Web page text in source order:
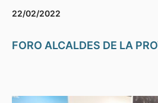
22/02/2022
FORO ALCALDES DE LA